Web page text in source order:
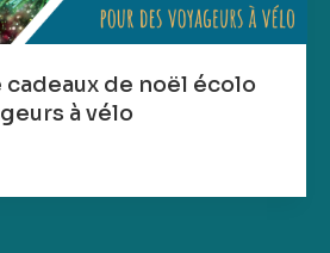
cadeaux de noël écolo
à vélo